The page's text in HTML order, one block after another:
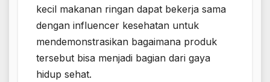
kecil makanan ringan dapat bekerja sama
dengan influencer kesehatan untuk
mendemonstrasikan bagaimana produk
tersebut bisa menjadi bagian dari gaya
hidup sehat.